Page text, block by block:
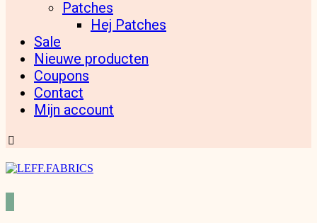
Patches
Hej Patches
Sale
Nieuwe producten
Coupons
Contact
Mijn account